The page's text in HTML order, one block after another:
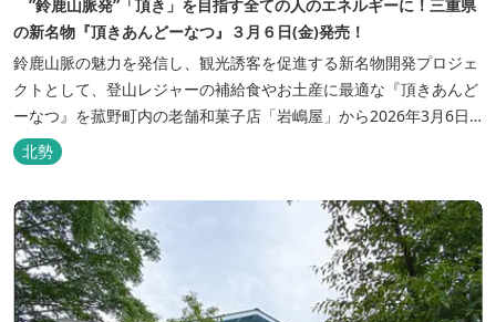
”鈴鹿山脈発”「頂き」を目指す全ての人のエネルギーに！三重県
の新名物『頂きあんどーなつ』３月６日(金)発売！
鈴鹿山脈の魅力を発信し、観光誘客を促進する新名物開発プロジェ
クトとして、登山レジャーの補給食やお土産に最適な『頂きあんど
ーなつ』を菰野町内の老舗和菓子店「岩嶋屋」から2026年3月6日
（金）より販売を開始いたしました。 ■商品コンセプト：自分だけ
の「頂き」を目指す人を応援 「山に登る目的が人それぞれであるよ
うに、仕事や人生の目標（頂き）も人それぞれ。どんな『頂き』を
目指す人も、頑...
北勢